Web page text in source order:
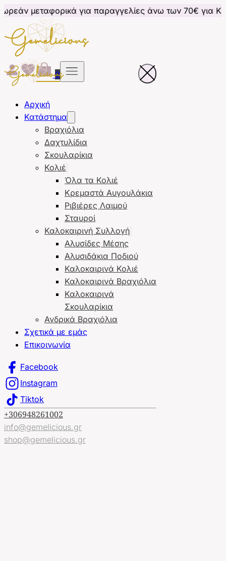
για παραγγελίες άνω των 70€ για Κύπρο
0
Αρχική
Κατάστημα
Βραχιόλια
Δαχτυλίδια
Σκουλαρίκια
Κολιέ
Όλα τα Κολιέ
Κρεμαστά Αυγουλάκια
Ριβιέρες Λαιμού
Σταυροί
Καλοκαιρινή Συλλογή
Αλυσίδες Μέσης
Αλυσιδάκια Ποδιού
Καλοκαιρινά Κολιέ
Καλοκαιρινά Βραχιόλια
Καλοκαιρινά
Σκουλαρίκια
Ανδρικά Βραχιόλια
Σχετικά με εμάς
Επικοινωνία
Facebook
Instagram
Tiktok
+306948261002
info@gemelicious.gr
shop@gemelicious.gr